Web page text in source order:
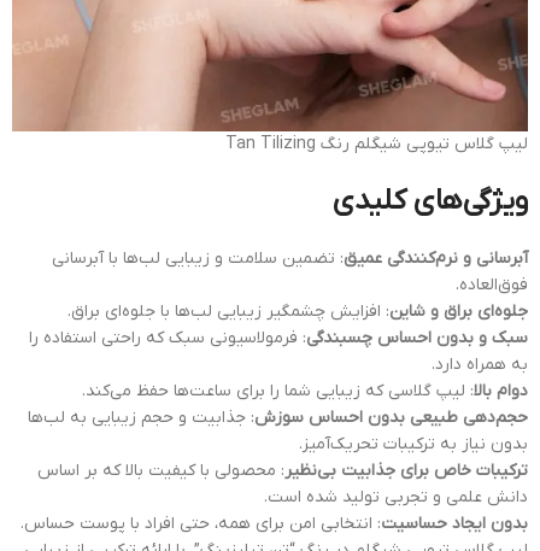
لیپ گلاس تیوپی شیگلم رنگ Tan Tilizing
ویژگی‌های کلیدی
آبرسانی و نرم‌کنندگی عمیق: تضمین سلامت و زیبایی لب‌ها با آبرسانی
فوق‌العاده.
جلوه‌ای براق و شاین: افزایش چشمگیر زیبایی لب‌ها با جلوه‌ای براق.
سبک و بدون احساس چسبندگی: فرمولاسیونی سبک که راحتی استفاده را
به همراه دارد.
دوام بالا: لیپ گلاسی که زیبایی شما را برای ساعت‌ها حفظ می‌کند.
حجم‌دهی طبیعی بدون احساس سوزش: جذابیت و حجم زیبایی به لب‌ها
بدون نیاز به ترکیبات تحریک‌آمیز.
ترکیبات خاص برای جذابیت بی‌نظیر: محصولی با کیفیت بالا که بر اساس
دانش علمی و تجربی تولید شده است.
بدون ایجاد حساسیت: انتخابی امن برای همه، حتی افراد با پوست حساس.